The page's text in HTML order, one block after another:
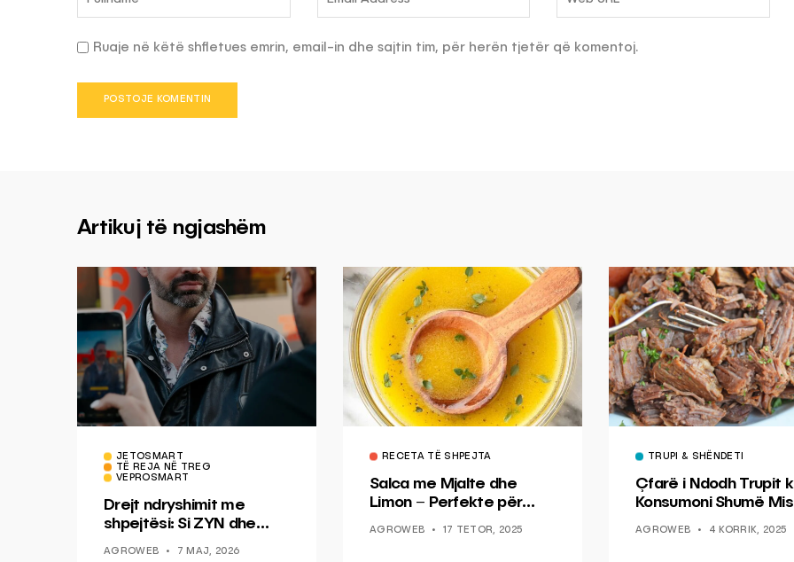
Ruaje në këtë shfletues emrin, email-in dhe sajtin tim, për herën tjetër që komentoj.
Artikuj të ngjashëm
JETOSMART
TË REJA NË TREG
VEPROSMART
Drejt ndryshimit me
shpejtësi: Si ZYN dhe
AGROWEB 7 MAJ, 2026
RECETA TË SHPEJTA
Salca me Mjalte dhe
Limon – Perfekte për
AGROWEB 17 TETOR, 2025
TRUPI & SHËNDETI
Çfarë i Ndodh Trupit
Konsumoni Shumë
AGROWEB 4 KORRIK, 2025